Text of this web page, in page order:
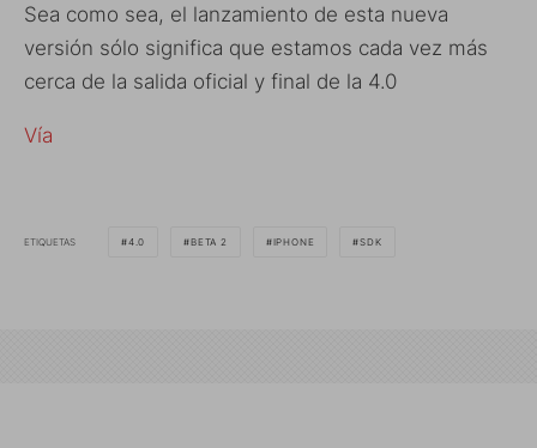
Sea como sea, el lanzamiento de esta nueva
versión sólo significa que estamos cada vez más
cerca de la salida oficial y final de la 4.0
Vía
ETIQUETAS 4.0 BETA 2 IPHONE SDK